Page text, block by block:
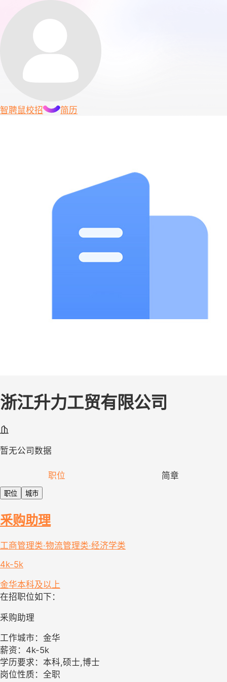
智聘鼠校招 简历
浙江升力工贸有限公司
暂无公司数据
职位 简章
职位 城市
釆购助理
工商管理类·物流管理类·经济学类
4k-5k
金华本科及以上
在招职位如下：
釆购助理
工作城市：金华
薪资：4k-5k
学历要求：本科,硕士,博士
岗位性质：全职